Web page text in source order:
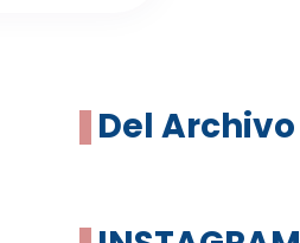
Del Archivo